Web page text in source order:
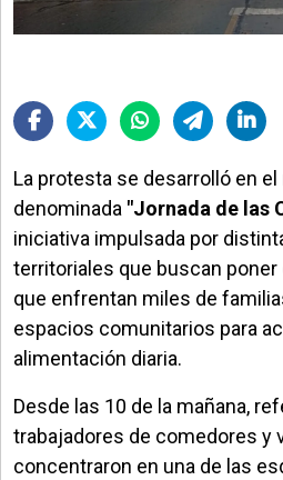
La protesta se desarrolló en el
denominada "Jornada de las
iniciativa impulsada por
territoriales que buscan poner
que enfrentan miles de
espacios comunitarios para
alimentación diaria.
Desde las 10 de la mañana,
trabajadores de comedores y
concentraron en una de las